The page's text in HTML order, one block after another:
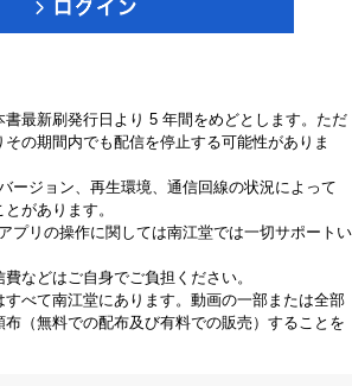
書最新刷発行日より 5 年間をめどとします。ただ
の期間内でも配信を停止する可能性がありま
ージョン、再生環境、通信回線の状況によって
があります。
プリの操作に関しては南江堂では一切サポートい
などはご自身でご負担ください。
すべて南江堂にあります。動画の一部または全部
（無料での配布及び有料での販売）することを